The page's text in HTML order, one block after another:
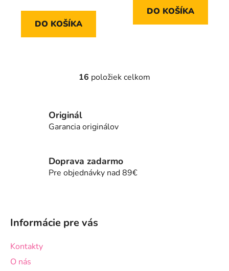
DO KOŠÍKA
DO KOŠÍKA
O
d
i
e
16 položiek celkom
Originál
Garancia originálov
Doprava zadarmo
Pre objednávky nad 89€
Informácie pre vás
Kontakty
O nás